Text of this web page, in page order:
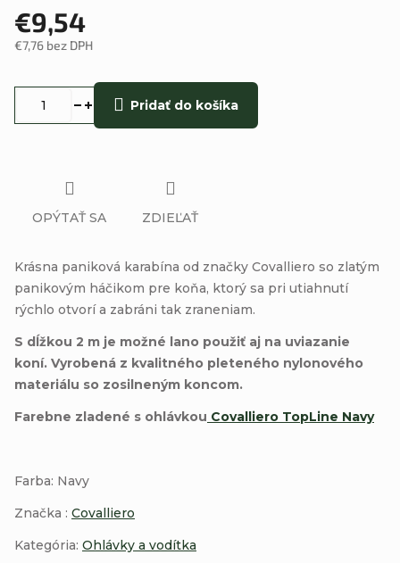
€9,54
€7,76 bez DPH
Pridať do košíka
Krásna paniková karabína od značky Covalliero so zlatým
panikovým háčikom pre koňa, ktorý sa pri utiahnutí
rýchlo otvorí a zabráni tak zraneniam.
S dĺžkou 2 m je možné lano použiť aj na uviazanie
koní. Vyrobená z kvalitného pleteného nylonového
materiálu so zosilneným koncom.
Farebne zladené s ohlávkou Covalliero TopLine Navy
Farba: Navy
Značka : Covalliero
Kategória: Ohlávky a vodítka
OPÝTAŤ SA ZDIEĽAŤ